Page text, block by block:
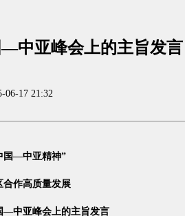
中亚峰会上的主旨发言
06-17 21:32
国—中亚精神”
合作高质量发展
中亚峰会上的主旨发言